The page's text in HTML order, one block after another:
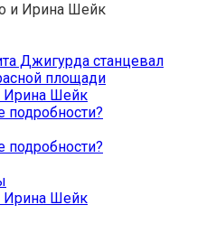
и Ирина Шейк
Джигурда станцевал
площади
Ирина Шейк
Ирина Шейк